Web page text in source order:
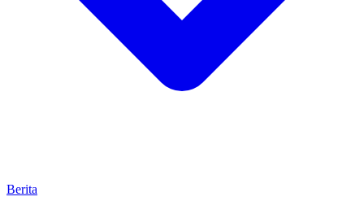
Berita